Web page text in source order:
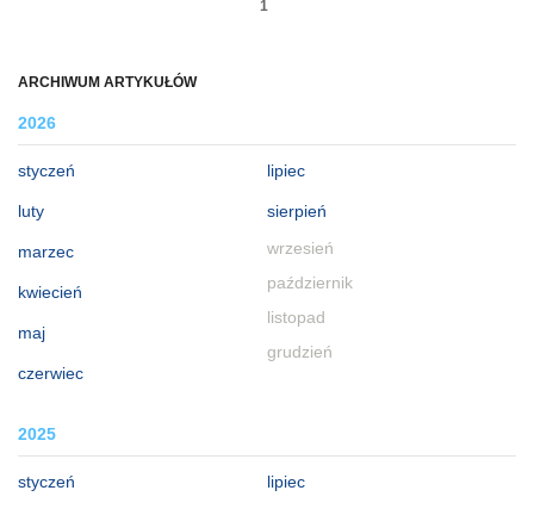
ARCHIWUM ARTYKUŁÓW
2026
styczeń
luty
marzec
kwiecień
maj
czerwiec
lipiec
sierpień
wrzesień
październik
listopad
grudzień
2025
styczeń lipiec
1